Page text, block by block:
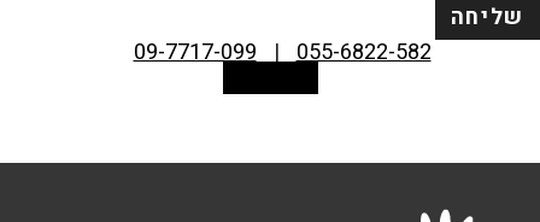
שליחה
055-6822-582
|
09-7717-099